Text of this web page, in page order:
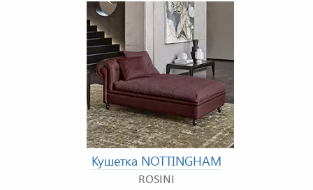
Кушетка NOTTINGHAM
ROSINI